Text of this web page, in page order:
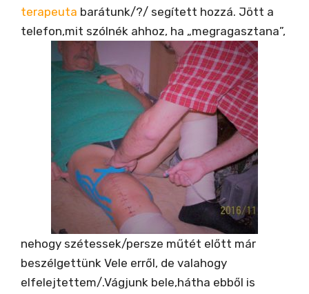
terapeuta barátunk/?/ segített hozzá. Jött a
telefon,mit szólnék ahhoz, ha „megragasztana”,
nehogy szétessek/persze műtét előtt már
beszélgettünk Vele erről, de valahogy
elfelejtettem/.Vágjunk bele,hátha ebből is